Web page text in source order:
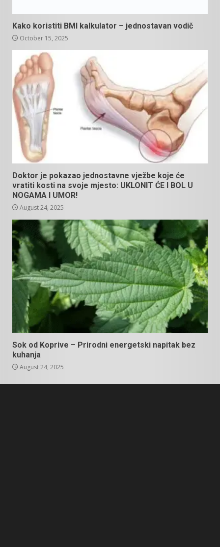
Kako koristiti BMI kalkulator – jednostavan vodič
October 15, 2025
Doktor je pokazao jednostavne vježbe koje će
vratiti kosti na svoje mjesto: UKLONIT ĆE I BOL U
NOGAMA I UMOR!
August 24, 2025
Sok od Koprive – Prirodni energetski napitak bez
kuhanja
August 24, 2025